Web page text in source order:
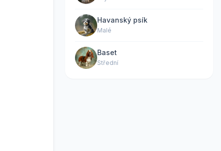
Havanský psík
Malé
Baset
Střední